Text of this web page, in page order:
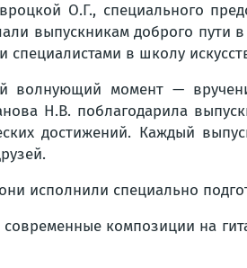
О.Г., специального
выпускникам доброго
специалистами в школу
волнующий момент —
Н.В. поблагодарила
достижений. Каждый
исполнили специально
композиции на